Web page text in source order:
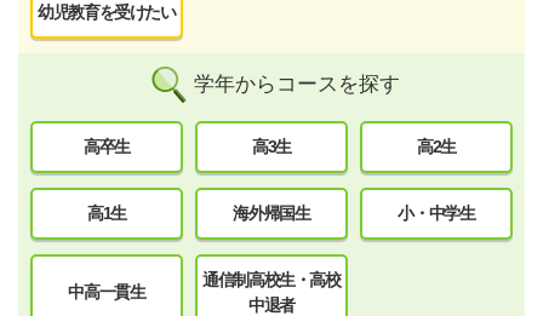
幼児教育を受けたい
学年からコースを探す
高卒生 高3生 高2生
高1生 海外帰国生 小・中学生
中高一貫生
通信制高校生・高校
中退者